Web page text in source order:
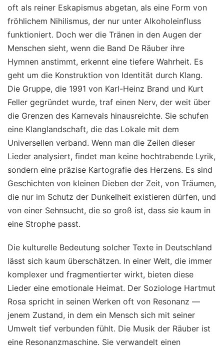
oft als reiner Eskapismus abgetan, als eine Form von
fröhlichem Nihilismus, der nur unter Alkoholeinfluss
funktioniert. Doch wer die Tränen in den Augen der
Menschen sieht, wenn die Band De Räuber ihre
Hymnen anstimmt, erkennt eine tiefere Wahrheit. Es
geht um die Konstruktion von Identität durch Klang.
Die Gruppe, die 1991 von Karl-Heinz Brand und Kurt
Feller gegründet wurde, traf einen Nerv, der weit über
die Grenzen des Karnevals hinausreichte. Sie schufen
eine Klanglandschaft, die das Lokale mit dem
Universellen verband. Wenn man die Zeilen dieser
Lieder analysiert, findet man keine hochtrabende Lyrik,
sondern eine präzise Kartografie des Herzens. Es sind
Geschichten von kleinen Dieben der Zeit, von Träumen,
die nur im Schutz der Dunkelheit existieren dürfen, und
von einer Sehnsucht, die so groß ist, dass sie kaum in
eine Strophe passt.
Die kulturelle Bedeutung solcher Texte in Deutschland
lässt sich kaum überschätzen. In einer Welt, die immer
komplexer und fragmentierter wirkt, bieten diese
Lieder eine emotionale Heimat. Der Soziologe Hartmut
Rosa spricht in seinen Werken oft von Resonanz —
jenem Zustand, in dem ein Mensch sich mit seiner
Umwelt tief verbunden fühlt. Die Musik der Räuber ist
eine Resonanzmaschine. Sie verwandelt einen